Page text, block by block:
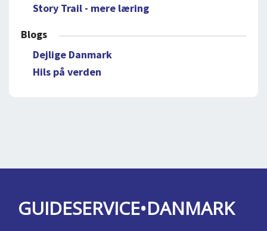
Story Trail - mere læring
Blogs
Dejlige Danmark
Hils på verden
GUIDESERVICE•DANMARK